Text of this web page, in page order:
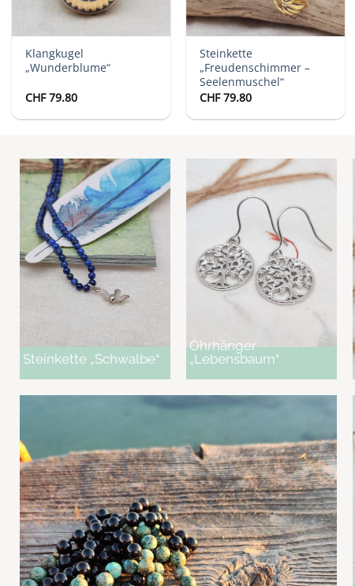
Klangkugel
„Wunderblume“
CHF79.80
Steinkette
„Freudenschimmer –
Seelenmuschel“
CHF79.80
Steinkette „Schwalbe“
Ohrhänger
„Lebensbaum“